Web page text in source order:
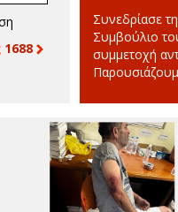
Συνεδρίασε
Συμβούλιο
συμμετοχή